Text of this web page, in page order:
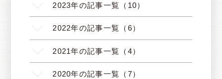
2023年の記事一覧（10）
2022年の記事一覧（6）
2021年の記事一覧（4）
2020年の記事一覧（7）